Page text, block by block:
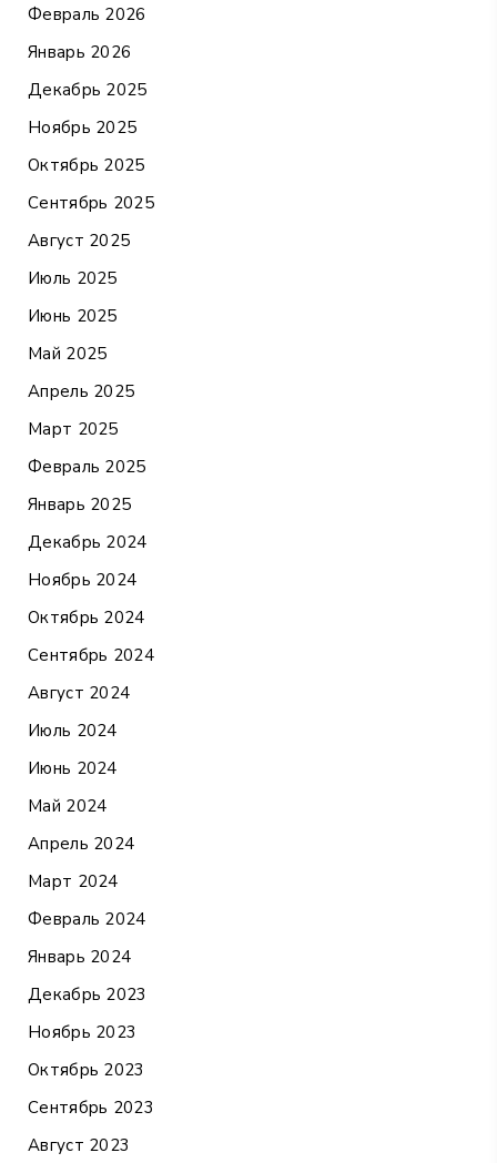
Февраль 2026
Январь 2026
Декабрь 2025
Ноябрь 2025
Октябрь 2025
Сентябрь 2025
Август 2025
Июль 2025
Июнь 2025
Май 2025
Апрель 2025
Март 2025
Февраль 2025
Январь 2025
Декабрь 2024
Ноябрь 2024
Октябрь 2024
Сентябрь 2024
Август 2024
Июль 2024
Июнь 2024
Май 2024
Апрель 2024
Март 2024
Февраль 2024
Январь 2024
Декабрь 2023
Ноябрь 2023
Октябрь 2023
Сентябрь 2023
Август 2023